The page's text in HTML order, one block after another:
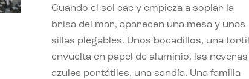
Cuando el sol cae y empieza a soplar la
brisa del mar, aparecen una mesa y unas
sillas plegables. Unos bocadillos, una
envuelta en papel de aluminio, las neveras
azules portátiles, una sandía. Una familia